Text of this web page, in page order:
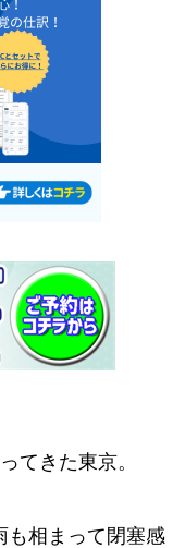
てきた東京。
も相まって閉塞感